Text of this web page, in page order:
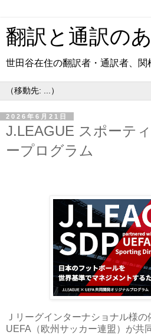
翻訳と通訳の
世田谷在住の翻訳者・通訳者、
2026年6月21日
J.LEAGUE スポーテ
ープログラム
Ｊリーグインターナショナル様の
UEFA（欧州サッカー連盟）が共